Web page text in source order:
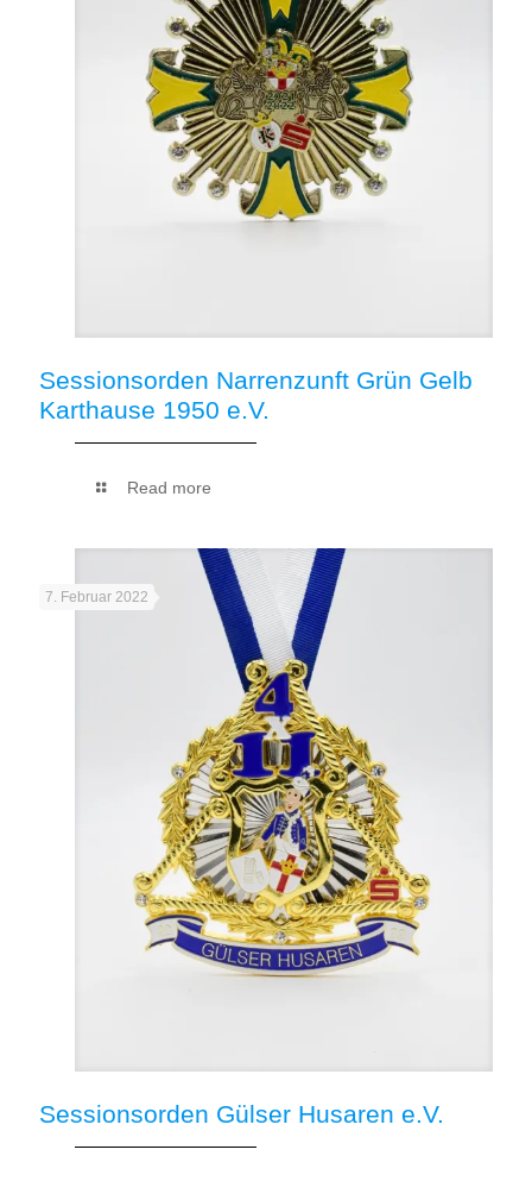
Sessionsorden Narrenzunft Grün Gelb
Karthause 1950 e.V.
Read more
7. Februar 2022
Sessionsorden Gülser Husaren e.V.